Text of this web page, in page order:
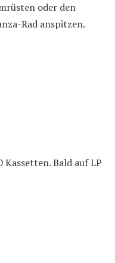
oder den
Rad anspitzen.
Kassetten. Bald auf LP